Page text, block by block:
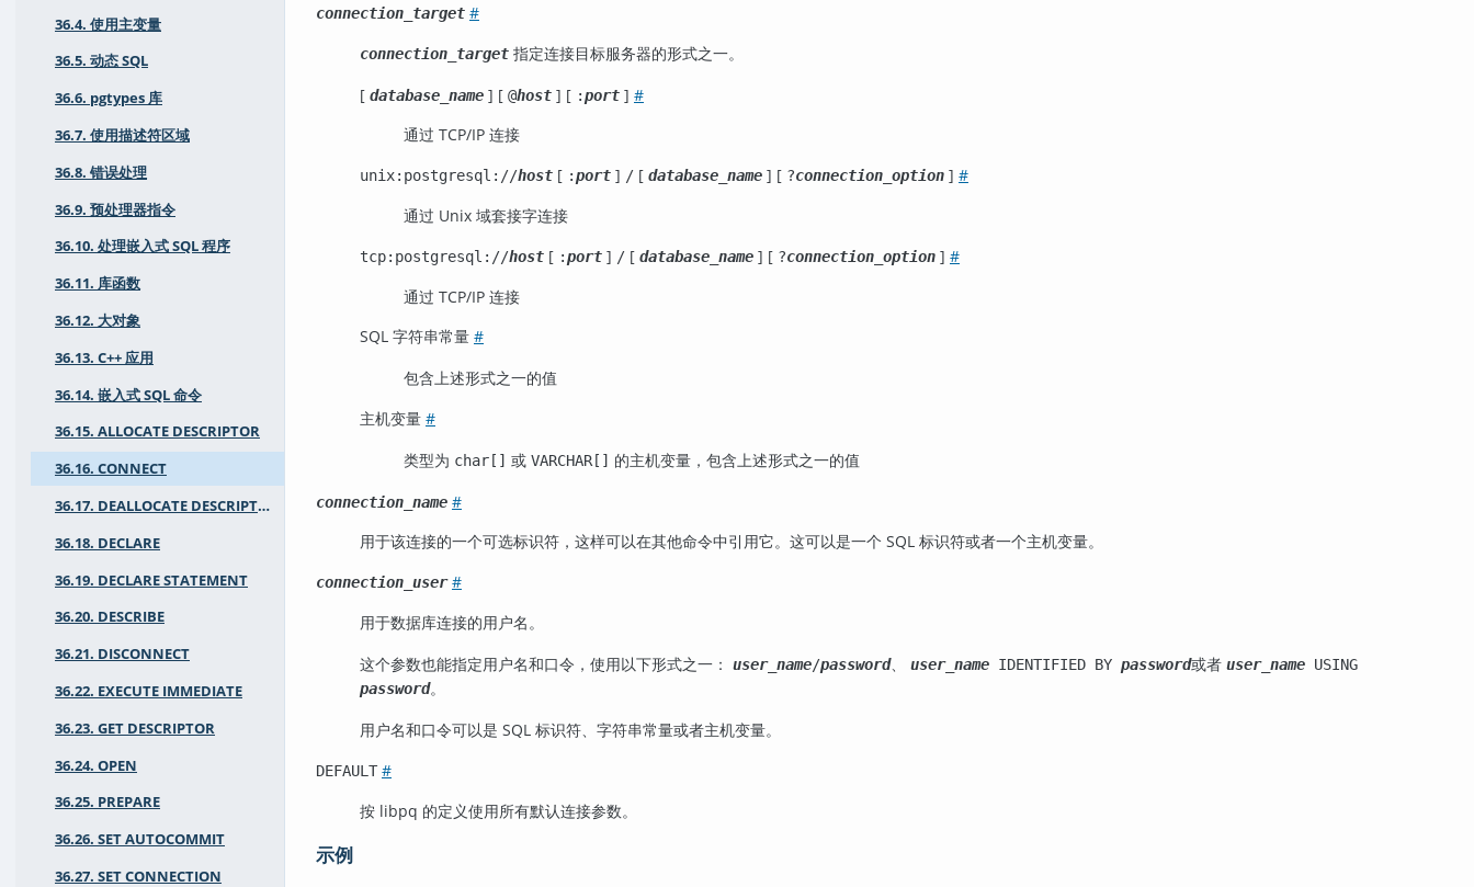
36.4. 使用主变量
36.5. 动态 SQL
36.6. pgtypes 库
36.7. 使用描述符区域
36.8. 错误处理
36.9. 预处理器指令
36.10. 处理嵌入式 SQL 程序
36.11. 库函数
36.12. 大对象
36.13. C++ 应用
36.14. 嵌入式 SQL 命令
36.15. ALLOCATE DESCRIPTOR
36.16. CONNECT
36.17. DEALLOCATE DESCRIPTOR
36.18. DECLARE
36.19. DECLARE STATEMENT
36.20. DESCRIBE
36.21. DISCONNECT
36.22. EXECUTE IMMEDIATE
36.23. GET DESCRIPTOR
36.24. OPEN
36.25. PREPARE
36.26. SET AUTOCOMMIT
36.27. SET CONNECTION
connection_target #
connection_target 指定连接目标服务器的形式之一。
[ database_name ] [ @host ] [ :port ] #
通过 TCP/IP 连接
unix:postgresql://host [ :port ] / [ database_name ] [ ?connection_option ] #
通过 Unix 域套接字连接
tcp:postgresql://host [ :port ] / [ database_name ] [ ?connection_option ] #
通过 TCP/IP 连接
SQL 字符串常量 #
包含上述形式之一的值
主机变量 #
类型为 char[] 或 VARCHAR[] 的主机变量，包含上述形式之一的值
connection_name #
用于该连接的一个可选标识符，这样可以在其他命令中引用它。这可以是一个 SQL 标识符或者一个主机变量。
connection_user #
用于数据库连接的用户名。
这个参数也能指定用户名和口令，使用以下形式之一： user_name/password、 user_name IDENTIFIED BY password或者 user_name USING
password。
用户名和口令可以是 SQL 标识符、字符串常量或者主机变量。
DEFAULT #
按 libpq 的定义使用所有默认连接参数。
示例